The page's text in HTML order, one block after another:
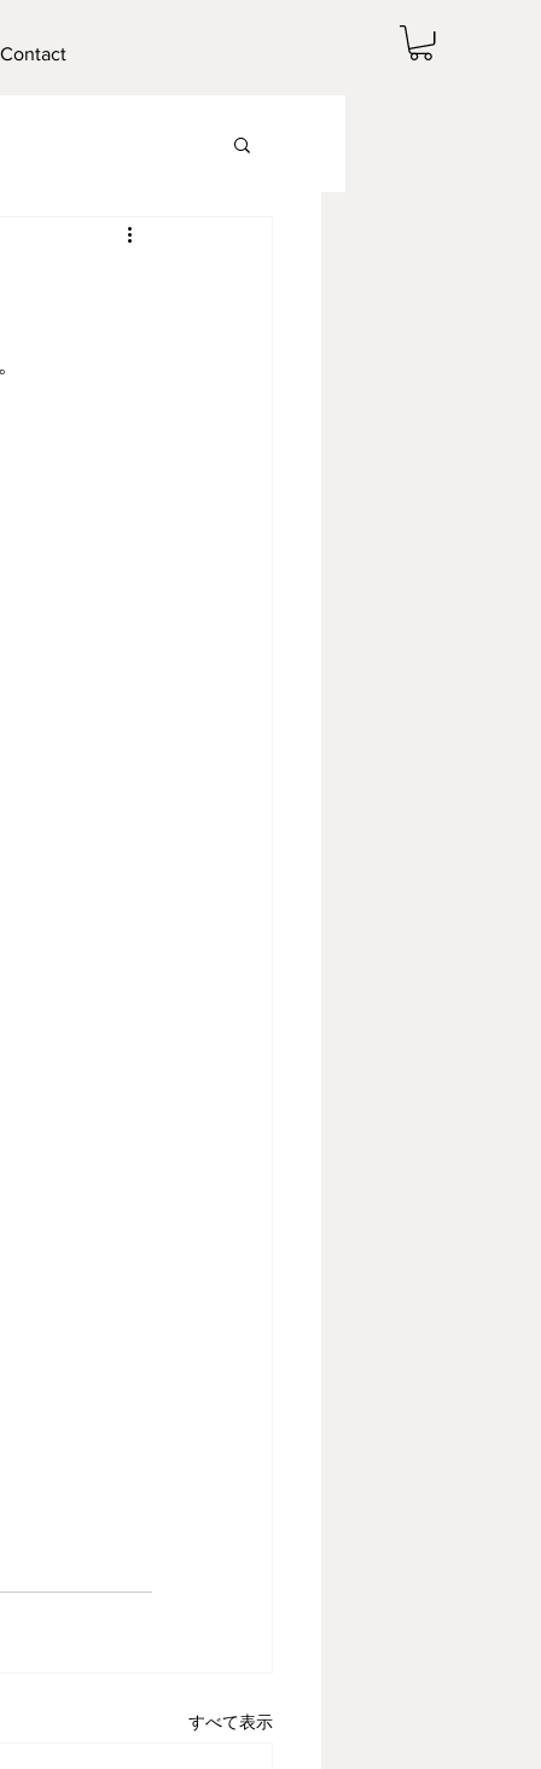
Contact
すべて表示